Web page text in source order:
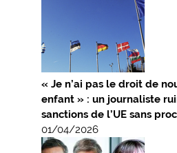
« Je n’ai pas le droit de
enfant » : un journaliste
sanctions de l’UE sans
01/04/2026